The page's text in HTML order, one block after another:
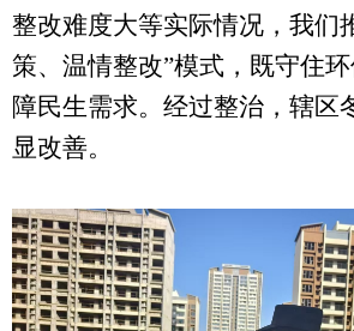
整改难度大等实际情况，我们
策、温情整改”模式，既守住
障民生需求。 经过整治，辖区
显改善。